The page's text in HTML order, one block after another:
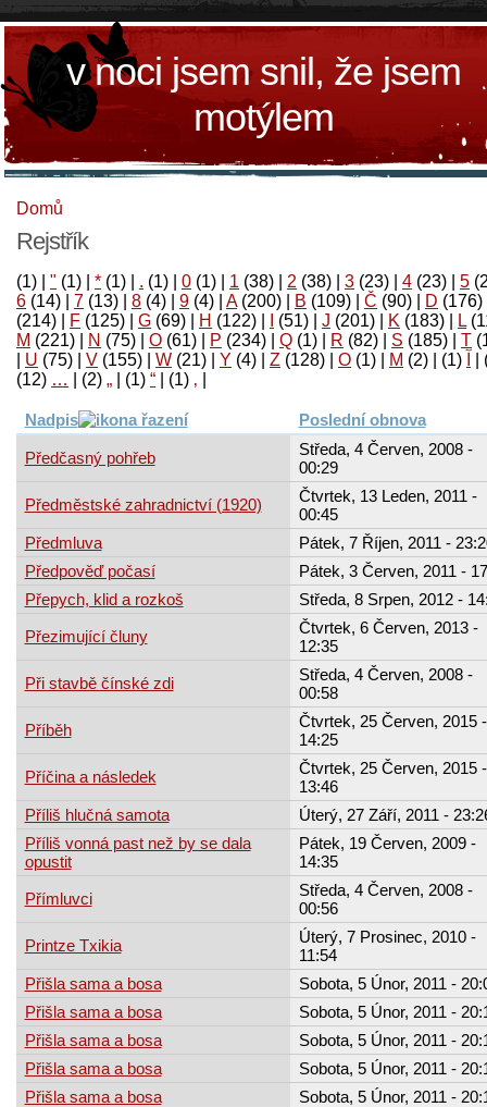
v noci jsem snil, že jsem
motýlem
Domů
Rejstřík
(1) " (1) * (1) . (1) 0 (1) 1 (38) 2 (38) 3 (23) 4 (23) 5
6 (14) 7 (13) 8 (4) 9 (4) A(200) B (109) Č (90) D (176)
(214)
F (125) G (69) H (122) (51) J (201) K (183) L
M (221) N (75) O (61) P (234) Q (1) R (82) S (185) T
U (75) V (155) W (21) Y (4) Z (128) Ο (1) М (2)
(1)
‚
(1)
“
(1)
„
(2)
…
(12)
Nadpis Poslední obnova
Předčasný pohřeb
Středa, 4 Červen, 2008 -
00:29
Předměstské zahradnictví (1920)
Čtvrtek, 13 Leden, 2011 -
00:45
Předmluva
Pátek, 7 Říjen, 2011 -
Předpověď počasí
Pátek, 3 Červen, 2011 -
Přepych, klid a rozkoš
Středa, 8 Srpen, 2012 -
Přezimující čluny
Čtvrtek, 6 Červen, 2013 -
12:35
Při stavbě čínské zdi
Středa, 4 Červen, 2008 -
00:58
Příběh
Čtvrtek, 25 Červen, 2015 -
14:25
Příčina a následek
Čtvrtek, 25 Červen, 2015 -
13:46
Příliš hlučná samota
Úterý, 27 Září, 2011 -
Příliš vonná past než by se dala
opustit
Pátek, 19 Červen, 2009 -
14:35
Přímluvci
Středa, 4 Červen, 2008 -
00:56
Printze Txikia
Úterý, 7 Prosinec, 2010 -
11:54
Přišla sama a bosa
Sobota, 5 Únor, 2011 -
Přišla sama a bosa
Sobota, 5 Únor, 2011 -
Přišla sama a bosa
Sobota, 5 Únor, 2011 -
Přišla sama a bosa
Sobota, 5 Únor, 2011 -
Přišla sama a bosa
Sobota, 5 Únor, 2011 -